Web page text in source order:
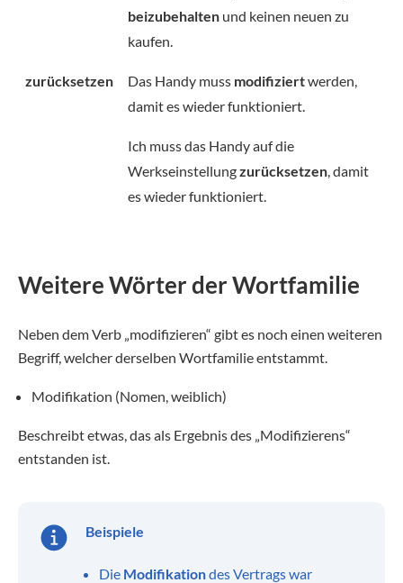
beizubehalten und keinen neuen zu
kaufen.
zurücksetzen Das Handy muss modifiziertwerden,
damit es wieder funktioniert.
Ich muss das Handy auf die
Werkseinstellungzurücksetzen, damit
es wieder funktioniert.
Weitere Wörter der Wortfamilie
Neben dem Verb „modifizieren“ gibt es noch einen weiteren
Begriff, welcher derselben Wortfamilie entstammt.
Modifikation (Nomen, weiblich)
Beschreibt etwas, das als Ergebnis des „Modifizierens“
entstanden ist.
Beispiele
Die Modifikationdes Vertrags war